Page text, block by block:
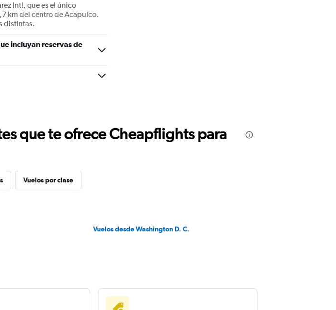
Intl, que es el único
km del centro de Acapulco.
distintas.
incluyan reservas de
que te ofrece Cheapflights para
Vuelos por clase
Vuelos desde Washington D. C.